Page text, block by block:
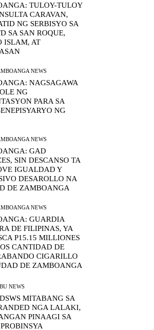
TULOY-TULOY
CARAVAN,
NG SERBISYO SA
SA SAN ROQUE,
ISLAM, AT
NEWS
NAGSAGAWA
NG
PARA SA
NG
NEWS
GAD
SIN DESCANSO TA
IGUALDAD Y
DESAROLLO NA
DE ZAMBOANGA
NEWS
GUARDIA
DE FILIPINAS, YA
P15.15 MILLIONES
CANTIDAD DE
CIGARILLO
DE ZAMBOANGA
NEWS
MITABANG SA
NGA LALAKI,
PINAAGI SA